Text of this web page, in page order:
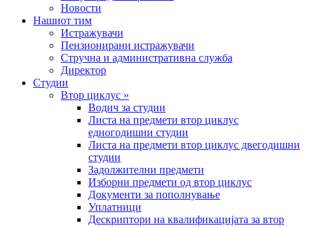
Новости
Нашиот тим
Истражувачи
Пензионирани истражувачи
Стручна и административна служба
Директор
Студии
Втор циклус »
Водич за студии
Листа на предмети втор циклус
едногодишни студии
Листа на предмети втор циклус двегодишни
студии
Задолжителни предмети
Изборни предмети од втор циклус
Документи за пополнување
Уплатници
Дескриптори на квалификацијата за втор